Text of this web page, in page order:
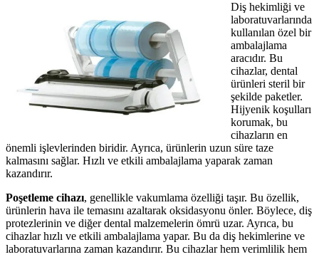
Diş hekimliği ve
laboratuvarlarında
kullanılan özel bir
ambalajlama
aracıdır. Bu
cihazlar, dental
ürünleri steril bir
şekilde paketler.
Hijyenik koşulları
korumak, bu
cihazların en
önemli işlevlerinden biridir. Ayrıca, ürünlerin uzun süre taze
kalmasını sağlar. Hızlı ve etkili ambalajlama yaparak zaman
kazandırır.
Poşetleme cihazı, genellikle vakumlama özelliği taşır. Bu özellik,
ürünlerin hava ile temasını azaltarak oksidasyonu önler. Böylece, diş
protezlerinin ve diğer dental malzemelerin ömrü uzar. Ayrıca, bu
cihazlar hızlı ve etkili ambalajlama yapar. Bu da diş hekimlerine ve
laboratuvarlarına zaman kazandırır. Bu cihazlar hem verimlilik hem